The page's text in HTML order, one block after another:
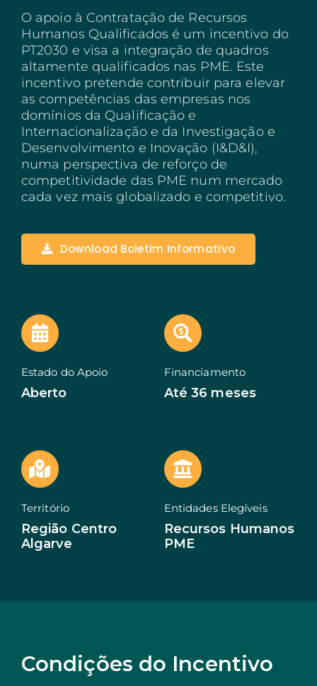
Açores
Algarve
PRR
Turismo de Portugal
PEPAC Agricultura
Portugal 2030
SERVIÇOS
ECOSSISTEMA
CONTACTOS
EN
O apoio à Contratação de Recursos
Humanos Qualificados é um incentivo do
PT2030 e visa a integração de quadros
altamente qualificados nas PME. Este
incentivo pretende contribuir para elevar
as competências das empresas nos
domínios da Qualificação e
Internacionalização e da Investigação e
Desenvolvimento e Inovação (I&D&I),
numa perspectiva de reforço de
competitividade das PME num mercado
cada vez mais globalizado e competitivo.
Download Boletim Informativo
Estado do Apoio
Aberto
Financiamento
Até 36 meses
Território
Região Centro
Algarve
Entidades Elegíveis
Recursos Humanos
PME
Condições do Incentivo